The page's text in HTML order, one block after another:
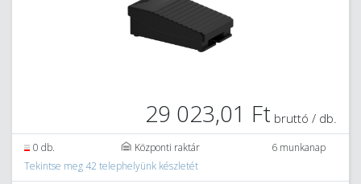
29 023,01 Ft bruttó / db.
0 db. Központi raktár
6 munkanap
Tekintse meg 42 telephelyünk készletét